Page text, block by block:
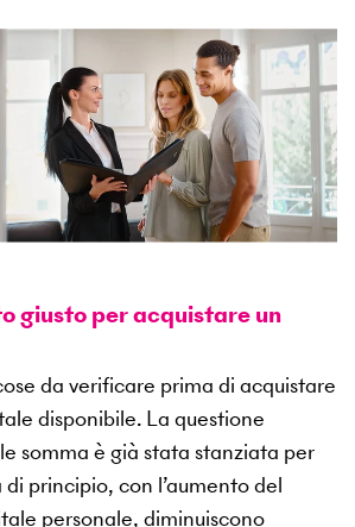
giusto per acquistare un
da verificare prima di acquistare
disponibile. La questione
somma è già stata stanziata per
di principio, con l’aumento del
personale, diminuiscono